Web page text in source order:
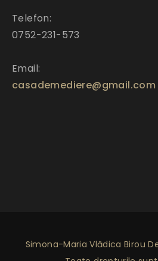
Telefon:
0752-231-573
Email:
casademediere@gmail.com
Simona-Maria Vlădica Birou